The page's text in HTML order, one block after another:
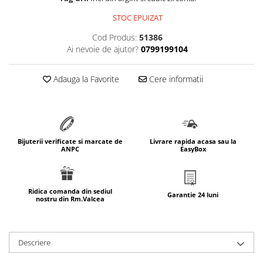
marimea 66
SETURI ARGINT
marime reglabila
marimea 51
marimea 52
marimea 54
marimea 55
STOC EPUIZAT
Cod Produs: 51386
Ai nevoie de ajutor? 0799199104
Adauga la Favorite Cere informatii
Bijuterii verificate si marcate de
ANPC
Livrare rapida acasa sau la
EasyBox
Ridica comanda din sediul
nostru din Rm.Valcea
Garantie 24 luni
Descriere